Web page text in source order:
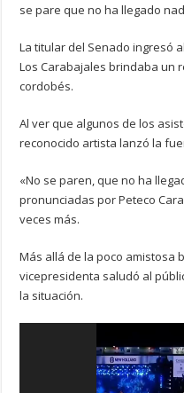
se pare que no ha llegado
La titular del Senado ingresó
Los Carabajales brindaba un
cordobés.
Al ver que algunos de los
reconocido artista lanzó la
«No se paren, que no ha
pronunciadas por Peteco
veces más.
Más allá de la poco amistosa
vicepresidenta saludó al
la situación.